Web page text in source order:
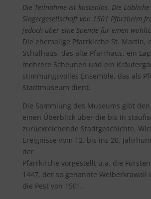
Die Teilnahme ist kostenlos. Die Löbliche
Singergesellschaft von 1501 Pforzheim
jedoch über eine Spende für einen
Die ehemalige Pfarrkirche St. Martin,
Schulhaus, das alte Pfarrhaus, ein
mehrere Scheunen und ein
stimmungsvolles Ensemble, das als
Stadtmuseum dient.
Die Sammlung des Museums gibt
einen Überblick über die bis in
zurückreichende Stadtgeschichte.
Ereignisse vom 12. bis ins 20.
der
Pfarrkirche vorgestellt u.a. die
1447, der so genannte Weiberkrawall
die Pest von 1501.